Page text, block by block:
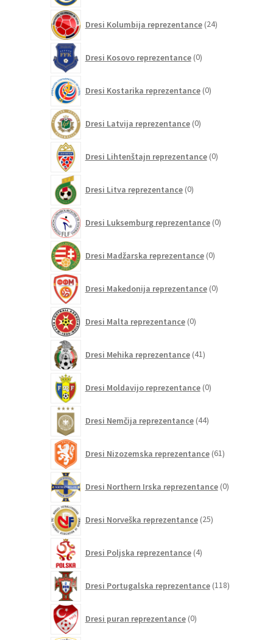
Dresi Kolumbija reprezentance 24izdelkov
Dresi Kosovo reprezentance 0izdelkov
Dresi Kostarika reprezentance 0izdelkov
Dresi Latvija reprezentance 0izdelkov
Dresi Lihtenštajn reprezentance 0izdelkov
Dresi Litva reprezentance 0izdelkov
Dresi Luksemburg reprezentance 0izdelkov
Dresi Madžarska reprezentance 0izdelkov
Dresi Makedonija reprezentance 0izdelkov
Dresi Malta reprezentance 0izdelkov
Dresi Mehika reprezentance 41izdelkov
Dresi Moldavijo reprezentance 0izdelkov
Dresi Nemčija reprezentance 44izdelkov
Dresi Nizozemska reprezentance 61izdelkov
Dresi Northern Irska reprezentance 0izdelkov
Dresi Norveška reprezentance 25izdelkov
Dresi Poljska reprezentance 4izdelki
Dresi Portugalska reprezentance 118izdelkov
Dresi puran reprezentance 0izdelkov